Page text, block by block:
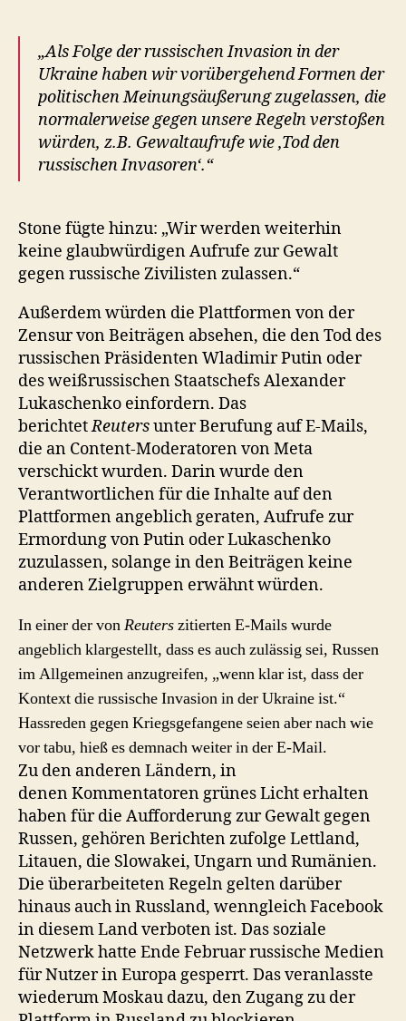
„Als Folge der russischen Invasion in der
Ukraine haben wir vorübergehend Formen der
politischen Meinungsäußerung zugelassen, die
normalerweise gegen unsere Regeln verstoßen
würden, z.B. Gewaltaufrufe wie ‚Tod den
russischen Invasoren‘.“
Stone fügte hinzu: „Wir werden weiterhin
keine glaubwürdigen Aufrufe zur Gewalt
gegen russische Zivilisten zulassen.“
Außerdem würden die Plattformen von der
Zensur von Beiträgen absehen, die den Tod des
russischen Präsidenten Wladimir Putin oder
des weißrussischen Staatschefs Alexander
Lukaschenko einfordern. Das
berichtetReutersunter Berufung auf E-Mails,
die an Content-Moderatoren von Meta
verschickt wurden. Darin wurde den
Verantwortlichen für die Inhalte auf den
Plattformen angeblich geraten, Aufrufe zur
Ermordung von Putin oder Lukaschenko
zuzulassen, solange in den Beiträgen keine
anderen Zielgruppen erwähnt würden.
In einer der vonReuterszitierten E-Mails wurde
angeblich klargestellt, dass es auch zulässig sei, Russen
im Allgemeinen anzugreifen, „wenn klar ist, dass der
Kontext die russische Invasion in der Ukraine ist.“
Hassreden gegen Kriegsgefangene seien aber nach wie
vor tabu, hieß es demnach weiter in der E-Mail.
Zu den anderen Ländern, in
denen Kommentatoren grünes Licht erhalten
haben für die Aufforderung zur Gewalt gegen
Russen, gehören Berichten zufolge Lettland,
Litauen, die Slowakei, Ungarn und Rumänien.
Die überarbeiteten Regeln gelten darüber
hinaus auch in Russland, wenngleich Facebook
in diesem Land verboten ist. Das soziale
Netzwerk hatte Ende Februar russische Medien
für Nutzer in Europa gesperrt. Das veranlasste
wiederum Moskau dazu, den Zugang zu der